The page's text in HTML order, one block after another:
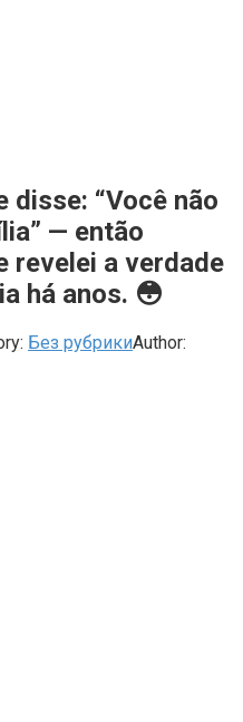
disse: “Você não
— então
revelei a verdade
há anos. 😳
Без рубрикиAuthor: